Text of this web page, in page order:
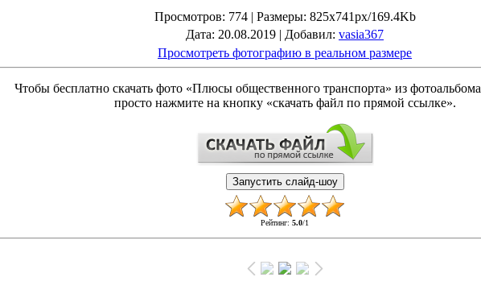
Просмотров: 774 | Размеры: 825x741px/169.4Kb
Дата: 20.08.2019 | Добавил: vasia367
Просмотреть фотографию в реальном размере
Чтобы бесплатно скачать фото «Плюсы общественного транспорта» из фотоальбома
просто нажмите на кнопку «скачать файл по прямой ссылке».
Рейтинг: 5.0/1